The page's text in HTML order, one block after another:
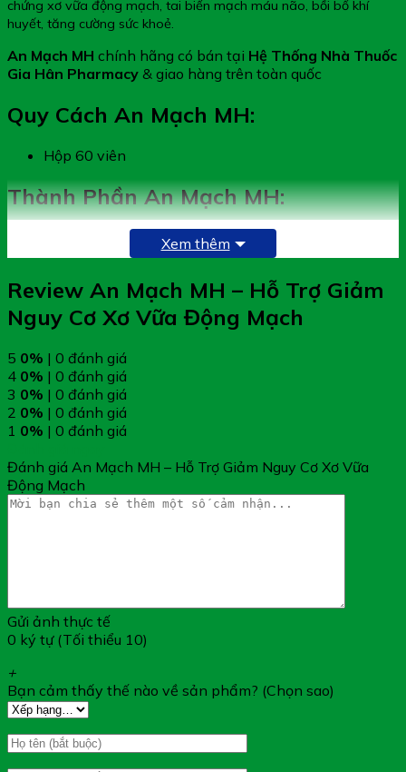
chứng xơ vữa động mạch, tai biến mạch máu não, bồi bổ khí
huyết, tăng cường sức khoẻ.
An Mạch MH chính hãng có bán tại Hệ Thống Nhà Thuốc
Gia Hân Pharmacy & giao hàng trên toàn quốc
Quy Cách An Mạch MH:
Hộp 60 viên
Thành Phần An Mạch MH:
Thảo Quyết Minh
Cao Sơn Tra
Nguyên liệu khác: Beta glcan, Coenzyme Q10,
Natokinase, Cao đinh lăng, Cao đan sâm
Xem thêm
Review An Mạch MH – Hỗ Trợ Giảm
Nguy Cơ Xơ Vữa Động Mạch
5 0% | 0 đánh giá
4 0% | 0 đánh giá
3 0% | 0 đánh giá
2 0% | 0 đánh giá
1 0% | 0 đánh giá
Đánh giá An Mạch MH – Hỗ Trợ Giảm Nguy Cơ Xơ Vữa
Động Mạch
Gửi ảnh thực tế
0 ký tự (Tối thiểu 10)
+
Bạn cảm thấy thế nào về sản phẩm? (Chọn sao)